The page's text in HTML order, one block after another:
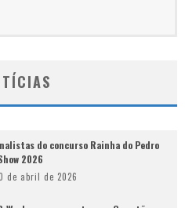
do concurso Rainha do Pedro
2026
de abril de 2026